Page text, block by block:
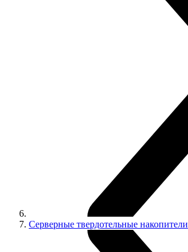
Серверные твердотельные накопители